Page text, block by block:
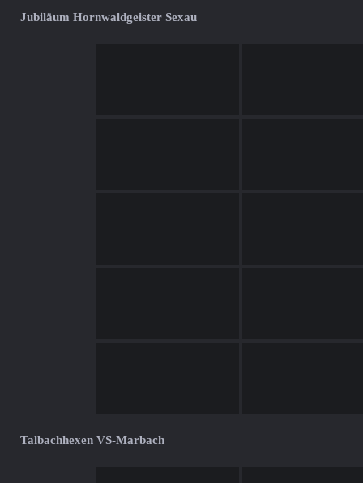
Jubiläum Hornwaldgeister Sexau
Talbachhexen VS-Marbach